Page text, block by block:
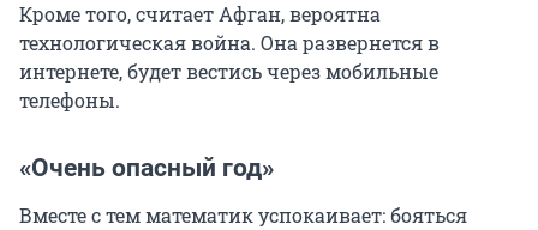
Кроме того, считает Афган, вероятна
технологическая война. Она развернется в
интернете, будет вестись через мобильные
телефоны.
«Очень опасный год»
Вместе с тем математик успокаивает: бояться